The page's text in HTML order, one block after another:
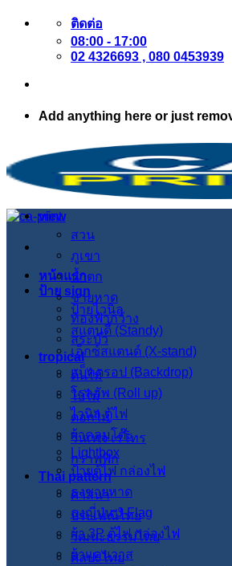
ข้าม
เนื้อหา
ติดต่อ
08:00 - 17:00
02 4326693 , 080 0453939
Add anything here or just
หน้าแรก
ป้าย sign
ป้ายไวนิล
สแตนดี้ (Standy)
เอ็กซ์สแตนด์ (X-stand)
แบ็คดรอป (Backdrop)
โรลอัพ (Roll up)
ไวนิล ตู้ไฟ
ผ้าคลุมโต๊ะ
Lightbox
ป้ายตู้ไฟ กล่องไฟ
ธงชายหาด
ธงญี่ปุ่น J-Flag
ผ้า 3P ตู้ไฟ กล่องไฟ
ผ้าแคนวาส
view
สวน
ภูเขา
น้ำตก
ชายหาด
ท้องฟ้ากว้าง
สระบัว
tropical
ต้นไม้
ใบไม้
ดอกไม้
วินเทจ เรโทร
กราฟฟิก
Thai pattern
ศาสนา
ประเพณีไทย
วัฒนะธรรมไทย
ศิลปะไทย